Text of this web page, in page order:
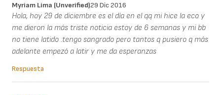
Myriam Lima (unverified)29 Dic 2016
Hola, hoy 29 de diciembre es el día en el qq mi hice la eco y
me dieron la más triste noticia estoy de 6 semanas y mi bb
no tiene latido .tengo sangrado pero tantos q pusiero q más
adelante empezó a latir y me da esperanzas
Respuesta